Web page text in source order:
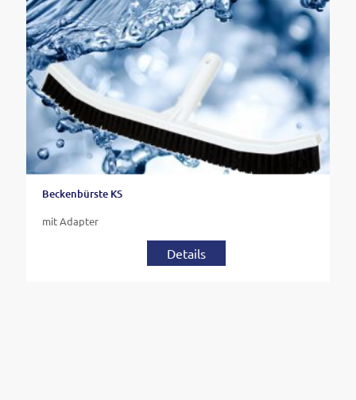
Beckenbürste KS
mit Adapter
Details